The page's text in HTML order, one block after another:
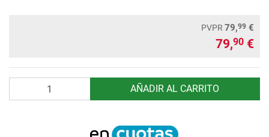
PVPR 79,99 €
79,90 €
AÑADIR AL CARRITO